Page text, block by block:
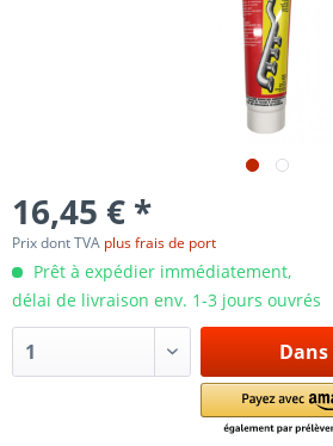
16,45 € *
Prix dont TVA plus frais de port
Prêt à expédier immédiatement,
délai de livraison env. 1-3 jours ouvrés